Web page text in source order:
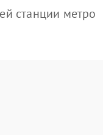
станции метро